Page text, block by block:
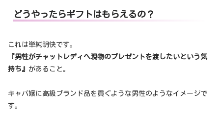
どうやったらギフトはもらえるの？
これは単純明快です。
『男性がチャットレディへ現物のプレゼントを渡したいという気
持ち』 があること。
キャバ嬢に高級ブランド品を貢ぐような男性のようなイメージで
す。